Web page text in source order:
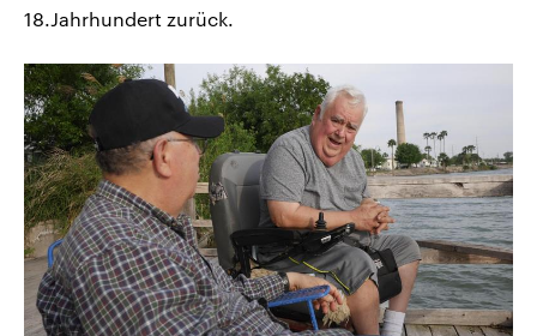
18.Jahrhundert zurück.